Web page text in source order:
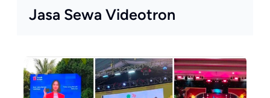
Jasa Sewa Videotron